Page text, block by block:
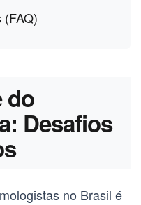
do
Desafios
no Brasil é